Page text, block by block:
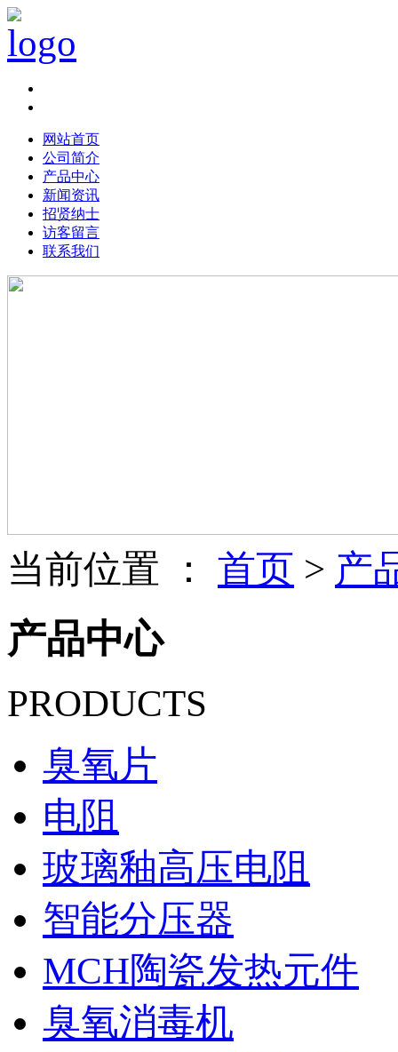
网站首页
公司简介
产品中心
新闻资讯
招贤纳士
访客留言
联系我们
当前位置 ： 首页 > 产
产品中心
PRODUCTS
臭氧片
电阻
玻璃釉高压电阻
智能分压器
MCH陶瓷发热元件
臭氧消毒机